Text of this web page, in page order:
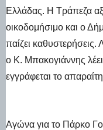
Ελλάδας. Η Τράπεζα
οικοδομήσιμο και ο
παίζει καθυστερήσεις.
ο Κ. Μπακογιάννης
εγγράφεται το
Αγώνα για το Πάρκο